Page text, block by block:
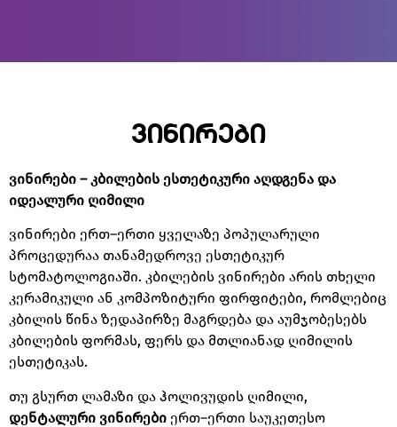
ვინირები
ვინირები – კბილების ესთეტიკური აღდგენა და
იდეალური ღიმილი
ვინირები ერთ–ერთი ყველაზე პოპულარული
პროცედურაა თანამედროვე ესთეტიკურ
სტომატოლოგიაში. კბილების ვინირები არის თხელი
კერამიკული ან კომპოზიტური ფირფიტები, რომლებიც
კბილის წინა ზედაპირზე მაგრდება და აუმჯობესებს
კბილების ფორმას, ფერს და მთლიანად ღიმილის
ესთეტიკას.
თუ გსურთ ლამაზი და ჰოლივუდის ღიმილი,
დენტალური ვინირები ერთ–ერთი საუკეთესო